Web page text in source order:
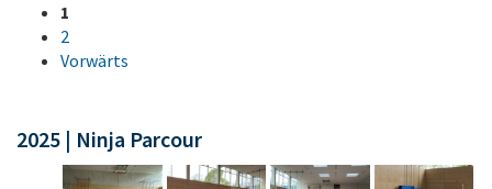
1
2
Vorwärts
2025 | Ninja Parcour